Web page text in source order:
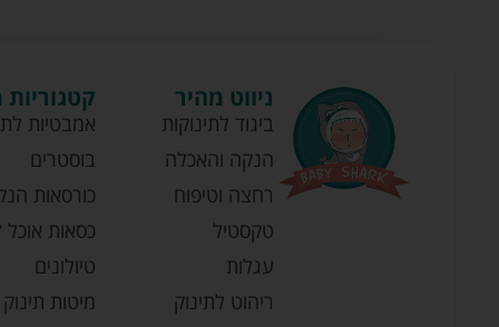
ניווט מהיר
ביגוד לתינוקות
הנקה והאכלה
רחצה וטיפוח
טקסטיל
עגלות
ריהוט לתינוק
אמבטיות
בוסטרים
כורסאות
כסאות אוכל
טיולונים
מיטות תינוק